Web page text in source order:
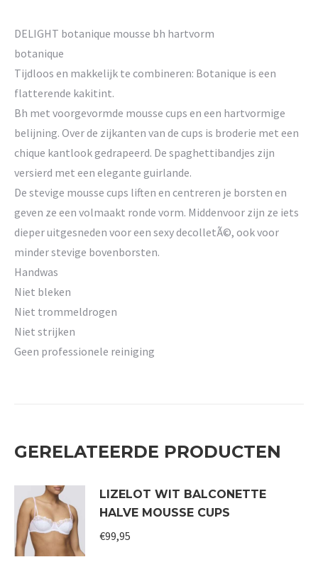
DELIGHT botanique mousse bh hartvorm
botanique
Tijdloos en makkelijk te combineren: Botanique is een
flatterende kakitint.
Bh met voorgevormde mousse cups en een hartvormige
belijning. Over de zijkanten van de cups is broderie met een
chique kantlook gedrapeerd. De spaghettibandjes zijn
versierd met een elegante guirlande.
De stevige mousse cups liften en centreren je borsten en
geven ze een volmaakt ronde vorm. Middenvoor zijn ze iets
dieper uitgesneden voor een sexy decolletÃ©, ook voor
minder stevige bovenborsten.
Handwas
Niet bleken
Niet trommeldrogen
Niet strijken
Geen professionele reiniging
GERELATEERDE PRODUCTEN
LIZELOT WIT BALCONETTE
HALVE MOUSSE CUPS
€99,95